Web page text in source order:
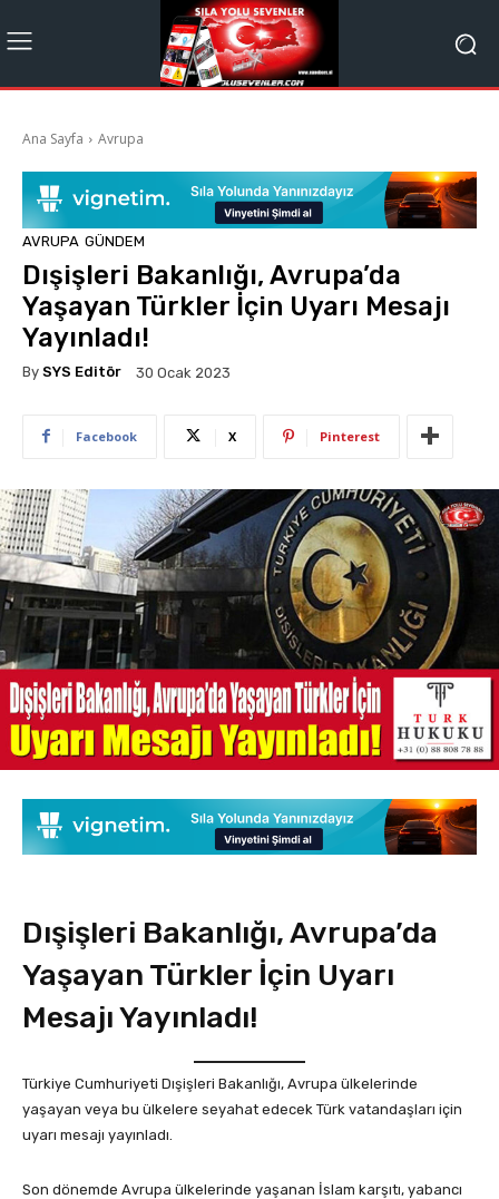
Ana Sayfa Avrupa
AVRUPA GÜNDEM
Dışişleri Bakanlığı, Avrupa’da
Yaşayan Türkler İçin Uyarı Mesajı
Yayınladı!
By SYS Editör 30 Ocak 2023
Facebook X Pinterest
Dışişleri Bakanlığı, Avrupa’da
Yaşayan Türkler İçin Uyarı
Mesajı Yayınladı!
Türkiye Cumhuriyeti Dışişleri Bakanlığı, Avrupa ülkelerinde
yaşayan veya bu ülkelere seyahat edecek Türk vatandaşları için
uyarı mesajı yayınladı.
Son dönemde Avrupa ülkelerinde yaşanan İslam karşıtı, yabancı